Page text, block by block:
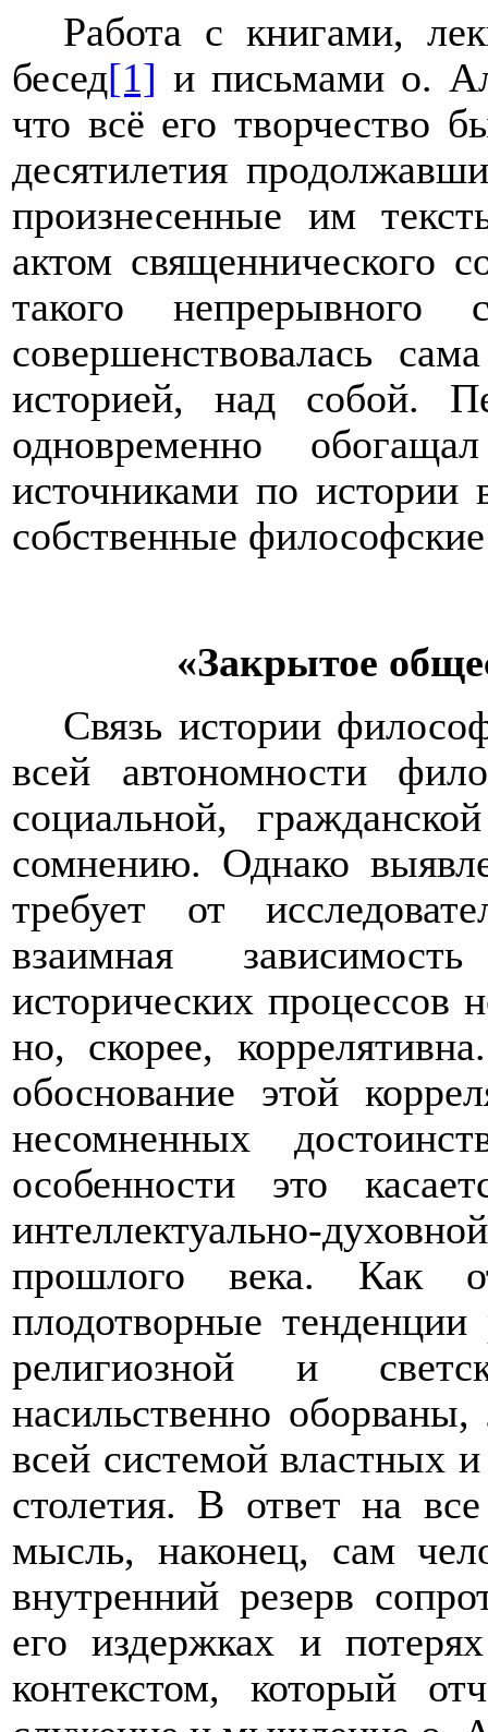
Работа с книгами,
бесед[1] и письмами о.
что всё его творчество
десятилетия
произнесенные им
актом священнического
такого непрерывного
совершенствовалась
историей, над собой.
одновременно
источниками по
собственные
«Закрытое
Связь истории
всей автономности
социальной,
сомнению. Однако
требует от
взаимная
исторических процессов
но, скорее,
обоснование этой
несомненных
особенности это
интеллектуально-
прошлого века. Как
плодотворные
религиозной и
насильственно
всей системой властных
столетия. В ответ на
мысль, наконец, сам
внутренний резерв
его издержках и
контекстом, который